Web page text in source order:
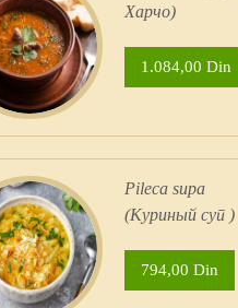
Харчо)
1.084,00 Din
Pileсa supa
(Куриный суп )
794,00 Din